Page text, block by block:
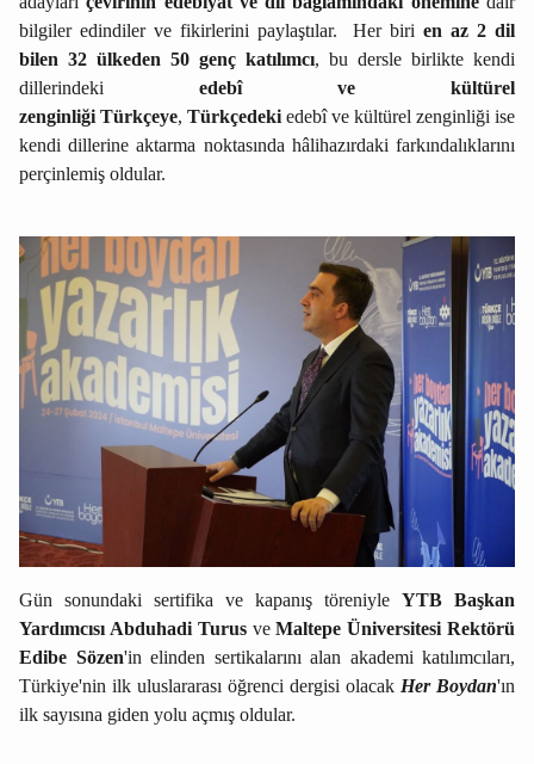
bilgiler edindiler ve fikirlerini paylaştılar. Her birien az 2 dil
bilen 32 ülkeden 50 genç katılımcı, bu dersle birlikte kendi
dillerindeki edebî ve kültürel
zenginliği Türkçeye, Türkçedeki edebî ve kültürel zenginliği ise
kendi dillerine aktarma noktasında hâlihazırdaki farkındalıklarını
perçinlemiş oldular.
Gün sonundaki sertifika ve kapanış töreniyle YTB Başkan
Yardımcısı Abduhadi TurusveMaltepe Üniversitesi Rektörü
Edibe Sözen'in elinden sertikalarını alan akademi katılımcıları,
Türkiye'nin ilk uluslararası öğrenci dergisi olacak Her Boydan'ın
ilk sayısına giden yolu açmış oldular.